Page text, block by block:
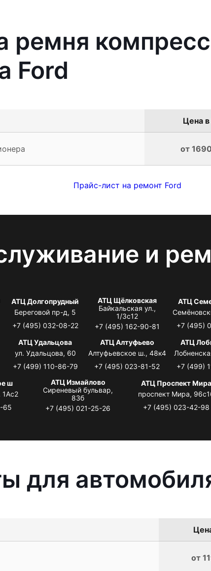
ремня
Ford
Цена
от
Прайс-лист на ремонт Ford
и
АТЦ Долгопрудный
Береговой пр-д, 5
+7 (495) 032-08-22
АТЦ Щёлковская
Байкальская ул.,
1/3с12
+7 (495) 162-90-81
АТЦ
+7 (495)
АТЦ Удальцова
ул. Удальцова, 60
+7 (499) 110-86-79
АТЦ Алтуфьево
Алтуфьевское ш., 48к4
+7 (495) 023-81-52
АТЦ
+7 (499)
ш
1Ас2
65
АТЦ Измайлово
Сиреневый бульвар,
83б
+7 (495) 021-25-26
АТЦ Проспект Мира
проспект Мира,
+7 (495) 023-42-98
для
от